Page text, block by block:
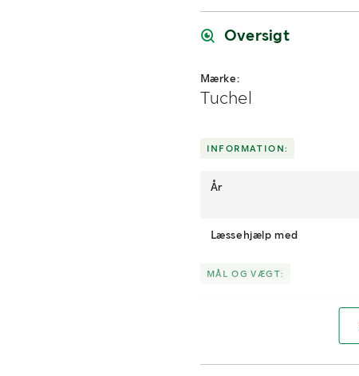
Oversigt
Mærke:
Tuchel
INFORMATION:
År
Læssehjælp med
MÅL OG VÆGT: